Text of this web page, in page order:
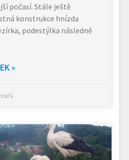
počasí. Stále ještě
konstrukce hnízda
podestýlka následně
»